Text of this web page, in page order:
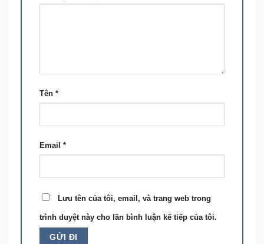
Tên *
Email *
Lưu tên của tôi, email, và trang web trong
trình duyệt này cho lần bình luận kế tiếp của tôi.